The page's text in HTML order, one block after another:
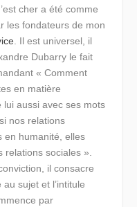
cher a été comme
les fondateurs de mon
. Il est universel, il
Dubarry le fait
« Comment
en matière
lui aussi avec ses mots
nos relations
en humanité, elles
relations sociales ».
il consacre
sujet et l’intitule
par